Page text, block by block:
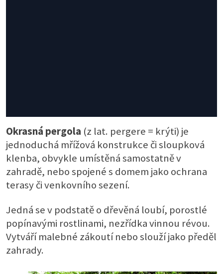
Okrasná pergola (z lat. pergere = krýti) je
jednoduchá mřížová konstrukce či sloupková
klenba, obvykle umístěná samostatně v
zahradě, nebo spojené s domem jako ochrana
terasy či venkovního sezení.
Jedná se v podstatě o dřevěná loubí, porostlé
popínavými rostlinami, nezřídka vinnou révou.
Vytváří malebné zákoutí nebo slouží jako předěl
zahrady.